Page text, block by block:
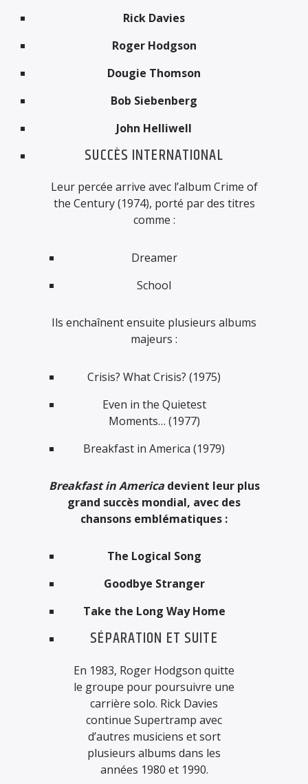
FrenzyRadio
Rick Davies
Roger Hodgson
Dougie Thomson
Bob Siebenberg
John Helliwell
SUCCÈS INTERNATIONAL
Leur percée arrive avec l’album Crime of
the Century(1974), porté par des titres
comme :
Dreamer
School
Ils enchaînent ensuite plusieurs albums
majeurs :
Crisis? What Crisis? (1975)
Even in the Quietest
Moments… (1977)
Breakfast in America (1979)
Breakfast in Americadevient leur plus
grand succès mondial, avec des
chansons emblématiques :
The Logical Song
Goodbye Stranger
Take the Long Way Home
SÉPARATION ET SUITE
En 1983, Roger Hodgson quitte
le groupe pour poursuivre une
carrière solo. Rick Davies
continue Supertramp avec
d’autres musiciens et sort
plusieurs albums dans les
années 1980 et 1990.